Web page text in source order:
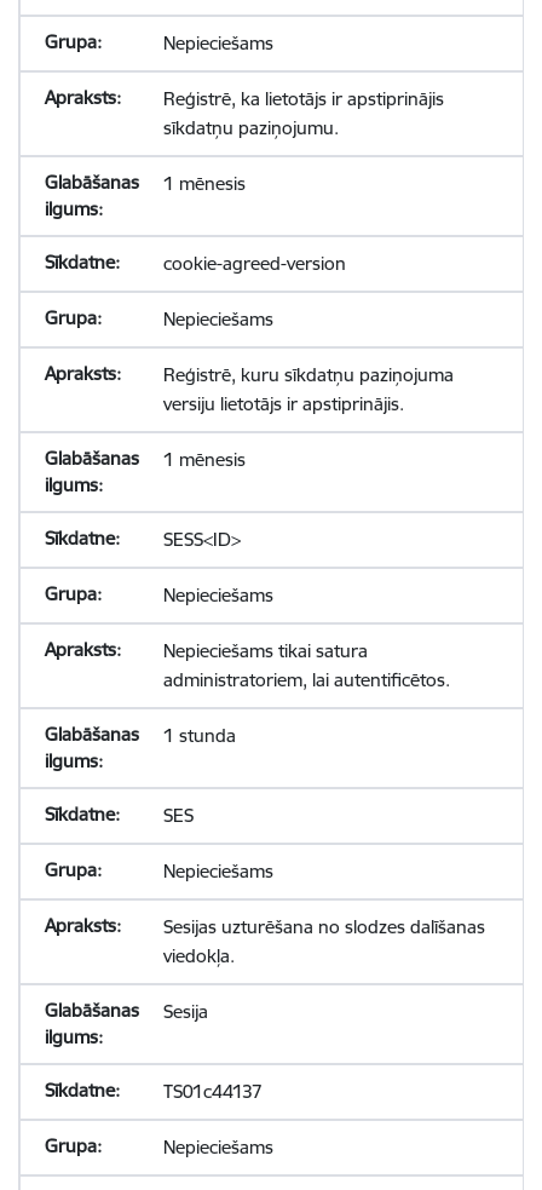
Nepieciešams
Reģistrē, ka lietotājs ir apstiprinājis
sīkdatņu paziņojumu.
1 mēnesis
cookie-agreed-version
Nepieciešams
Reģistrē, kuru sīkdatņu paziņojuma
versiju lietotājs ir apstiprinājis.
1 mēnesis
SESS<ID>
Nepieciešams
Nepieciešams tikai satura
administratoriem, lai autentificētos.
1 stunda
SES
Nepieciešams
Sesijas uzturēšana no slodzes dalīšanas
viedokļa.
Sesija
TS01c44137
Nepieciešams